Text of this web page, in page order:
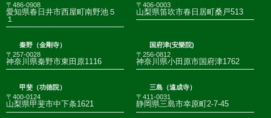
〒486-0908
愛知県春日井市西屋町南野池５
１
〒406-0003
山梨県笛吹市春日居町桑戸513
秦野（金剛寺）
〒257-0028
神奈川県秦野市東田原1116
国府津(安樂院)
〒256-0812
神奈川県小田原市国府津1762
甲斐（功徳院）
〒400-0124
山梨県甲斐市中下条1621
三島（遠成寺）
〒411-0031
静岡県三島市幸原町2-7-45